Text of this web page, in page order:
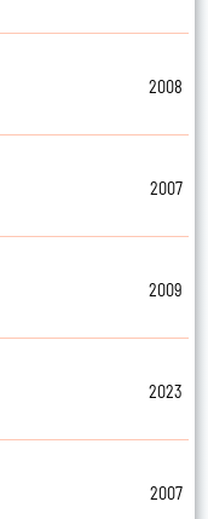
2008
2007
2009
2023
2007